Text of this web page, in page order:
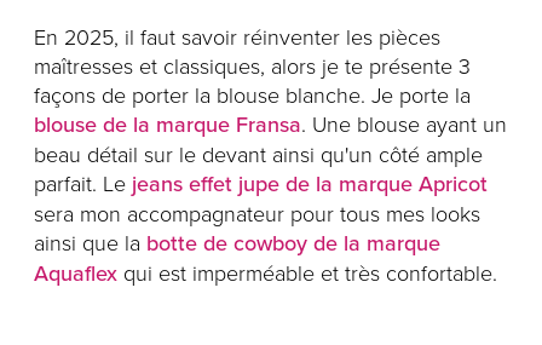
En 2025, il faut savoir réinventer les pièces
maîtresses et classiques, alors je te présente 3
façons de porter la blouse blanche. Je porte la
blouse de la marque Fransa. Une blouse ayant un
beau détail sur le devant ainsi qu'un côté ample
parfait. Le jeans effet jupe de la marque Apricot
sera mon accompagnateur pour tous mes looks
ainsi que la botte de cowboy de la marque
Aquaflex qui est imperméable et très confortable.